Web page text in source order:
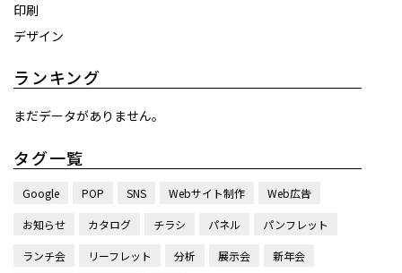
印刷
デザイン
ランキング
まだデータがありません。
タグ一覧
Google POP SNS Webサイト制作 Web広告
お知らせ カタログ チラシ パネル パンフレット
ランチ会 リーフレット 分析 展示会 新年会